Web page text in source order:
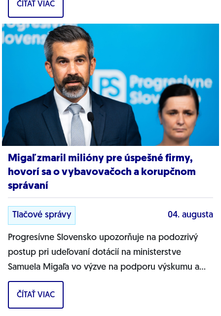
ČÍTAŤ VIAC
Migaľ zmaril milióny pre úspešné firmy,
hovorí sa o vybavovačoch a korupčnom
správaní
Tlačové správy 04. augusta
Progresívne Slovensko upozorňuje na podozrivý
postup pri udeľovaní dotácií na ministerstve
Samuela Migaľa vo výzve na podporu výskumu a
vývoja v oblasti digitálnej transformácie...
ČÍTAŤ VIAC